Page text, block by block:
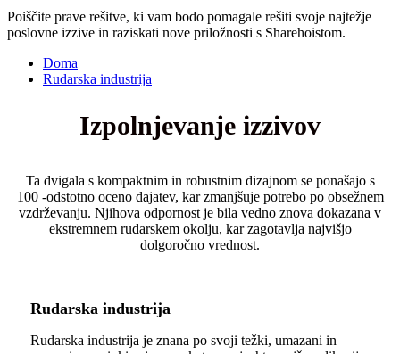
Poiščite prave rešitve, ki vam bodo pomagale rešiti svoje najtežje
poslovne izzive in raziskati nove priložnosti s Sharehoistom.
Doma
Rudarska industrija
Izpolnjevanje izzivov
Ta dvigala s kompaktnim in robustnim dizajnom se ponašajo s
100 -odstotno oceno dajatev, kar zmanjšuje potrebo po obsežnem
vzdrževanju. Njihova odpornost je bila vedno znova dokazana v
ekstremnem rudarskem okolju, kar zagotavlja najvišjo
dolgoročno vrednost.
Rudarska industrija
Rudarska industrija je znana po svoji težki, umazani in